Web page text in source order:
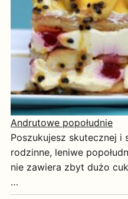
Andrutowe popołudnie
Poszukujesz skutecznej i
rodzinne, leniwe
nie zawiera zbyt dużo
…